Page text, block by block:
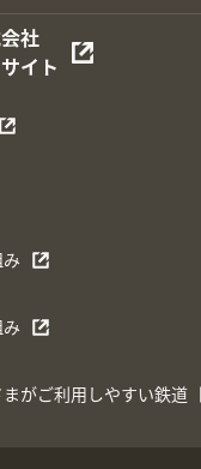
社
イト
がご利用しやすい鉄道